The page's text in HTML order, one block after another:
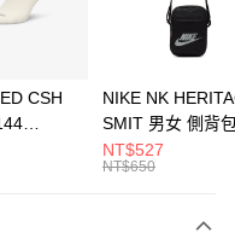
化商業銀行
CSH
短統襪
NIKE NK
SMIT 男女 側背
BA5871010
NT$527
NT$650